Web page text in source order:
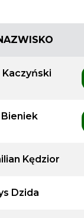
Bieniek
Kędzior
Dzida